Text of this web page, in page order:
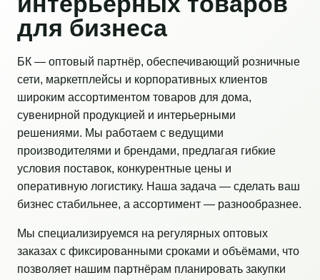
для бизнеса
БК — оптовый партнёр, обеспечивающий розничные
сети, маркетплейсы и корпоративных клиентов
широким ассортиментом товаров для дома,
сувенирной продукцией и интерьерными
решениями. Мы работаем с ведущими
производителями и брендами, предлагая гибкие
условия поставок, конкурентные цены и
оперативную логистику. Наша задача — сделать ваш
бизнес стабильнее, а ассортимент — разнообразнее.
Мы специализируемся на регулярных оптовых
заказах с фиксированными сроками и объёмами, что
позволяет нашим партнёрам планировать закупки